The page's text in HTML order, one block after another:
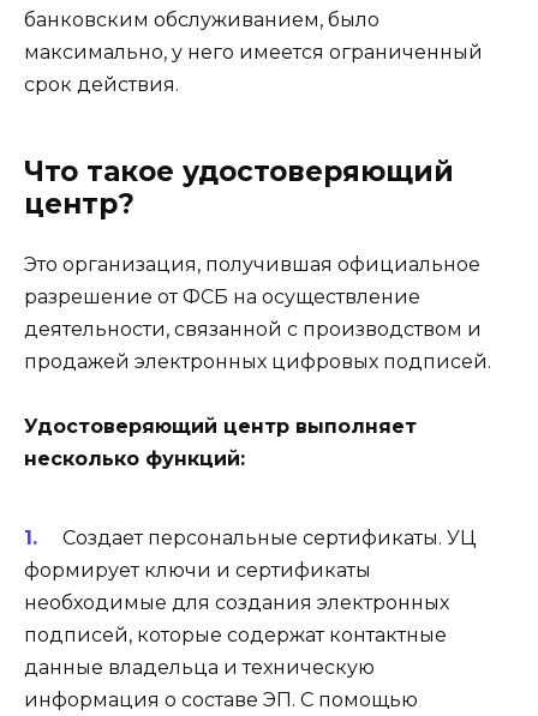
банковским обслуживанием, было
максимально, у него имеется ограниченный
срок действия.
Что такое удостоверяющий
центр?
Это организация, получившая официальное
разрешение от ФСБ на осуществление
деятельности, связанной с производством и
продажей электронных цифровых подписей.
Удостоверяющий центр выполняет
несколько функций:
Создает персональные сертификаты. УЦ
формирует ключи и сертификаты
необходимые для создания электронных
подписей, которые содержат контактные
данные владельца и техническую
информация о составе ЭП. С помощью